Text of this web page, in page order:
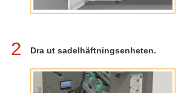
2 Dra ut sadelhäftningsenheten.